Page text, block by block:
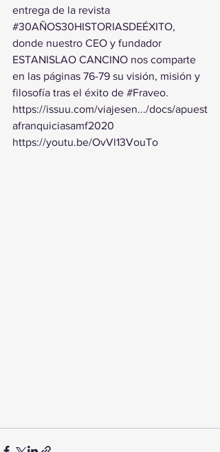
entrega de la revista
#30AÑOS30HISTORIASDEÉXITO,
donde nuestro CEO y fundador
ESTANISLAO CANCINO nos comparte
en las páginas 76-79 su visión, misión y
filosofía tras el éxito de #Fraveo.
https://issuu.com/viajesen.../docs/apuest
afranquiciasamf2020
https://youtu.be/OvVl13VouTo